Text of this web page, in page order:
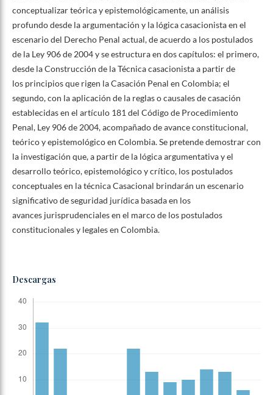
conceptualizar teórica y epistemológicamente, un análisis
profundo desde la argumentación y la lógica casacionista en el
escenario del Derecho Penal actual, de acuerdo a los postulados
de la Ley 906 de 2004 y se estructura en dos capítulos: el primero,
desde la Construcción de la Técnica casacionista a partir de
los principios que rigen la Casación Penal en Colombia; el
segundo, con la aplicación de la reglas o causales de casación
establecidas en el artículo 181 del Código de Procedimiento
Penal, Ley 906 de 2004, acompañado de avance constitucional,
teórico y epistemológico en Colombia. Se pretende demostrar con
la investigación que, a partir de la lógica argumentativa y el
desarrollo teórico, epistemológico y crítico, los postulados
conceptuales en la técnica Casacional brindarán un escenario
significativo de seguridad jurídica basada en los
avances jurisprudenciales en el marco de los postulados
constitucionales y legales en Colombia.
Descargas